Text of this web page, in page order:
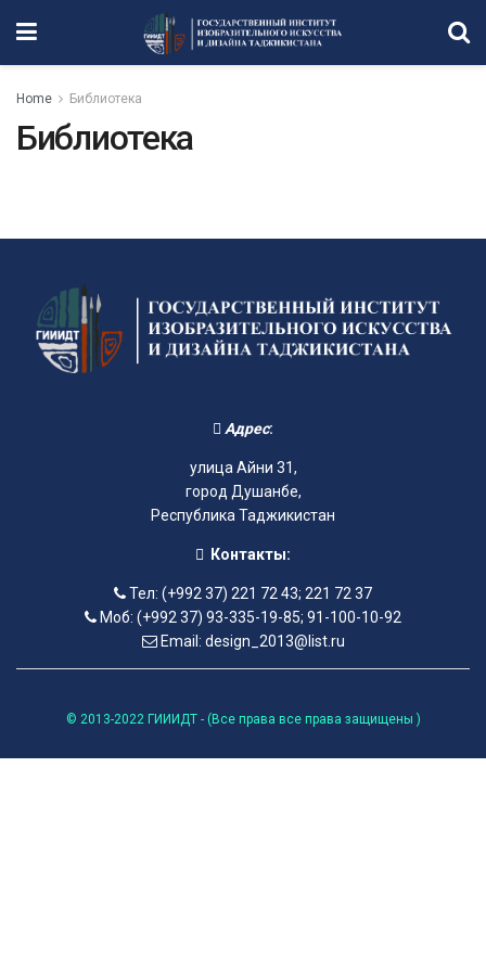
Home Библиотека
Библиотека
Адрес:
улица Айни 31,
город Душанбе,
Республика Таджикистан
Контакты:
Тел: (+992 37) 221 72 43; 221 72 37
Моб: (+992 37) 93-335-19-85; 91-100-10-92
Email: design_2013@list.ru
© 2013-2022 ГИИИДТ - (Все права все права защищены )